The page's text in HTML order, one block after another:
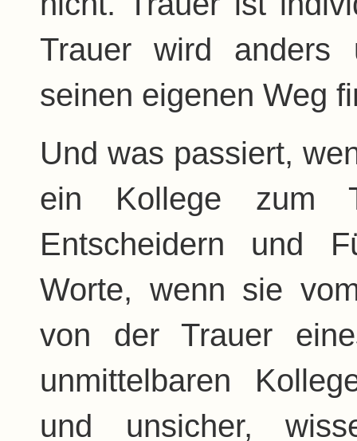
Trauer wird anders
seinen eigenen Weg
Und was passiert,
ein Kollege zum
Entscheidern und
Worte, wenn sie
von der Trauer
unmittelbaren
und unsicher,